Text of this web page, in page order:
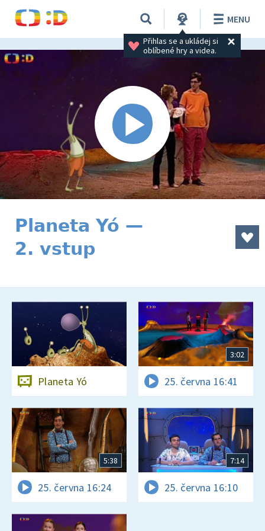
Přihlas se a ukládej si
oblíbené hry a videa.
MENU
Planeta Yó —
2. vstup
Planeta Yó
3:02
25. června 16:41
5:38
25. června 16:24
7:14
25. června 16:10